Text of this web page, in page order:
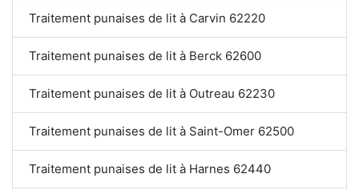
Traitement punaises de lit à Carvin 62220
Traitement punaises de lit à Berck 62600
Traitement punaises de lit à Outreau 62230
Traitement punaises de lit à Saint-Omer 62500
Traitement punaises de lit à Harnes 62440